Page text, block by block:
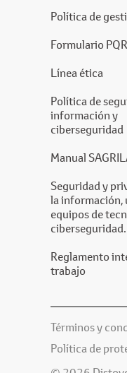
Política de
Formulario PQR
Línea ética
Política de
información y
ciberseguridad
Manual
Seguridad y
la información,
equipos de
ciberseguridad.
Reglamento
trabajo
Términos y
Política de